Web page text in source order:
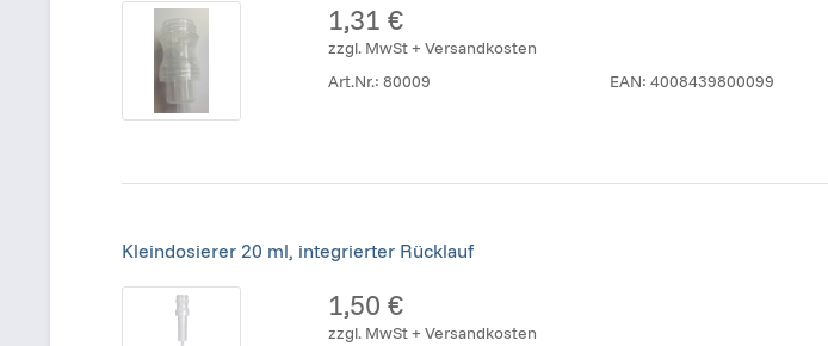
1,31 €
zzgl. MwSt + Versandkosten
Art.Nr.:80009 EAN: 4008439800099
Kleindosierer 20 ml, integrierter Rücklauf
1,50 €
zzgl. MwSt + Versandkosten